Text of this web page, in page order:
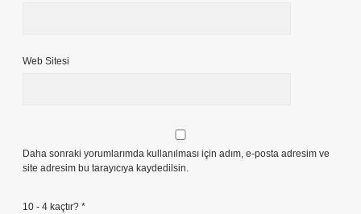
Web Sitesi
Daha sonraki yorumlarımda kullanılması için adım, e-posta adresim ve
site adresim bu tarayıcıya kaydedilsin.
10 - 4 kaçtır? *